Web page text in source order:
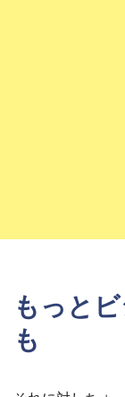
もっと
も